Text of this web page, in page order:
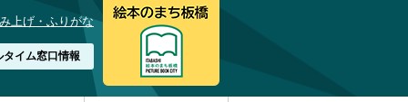
上げ・ふりがな
タイム窓口情報